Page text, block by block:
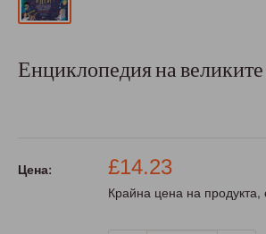
Енциклопедия на
Цена:
Промо
цена
£14.23
Крайна цена на продукта,